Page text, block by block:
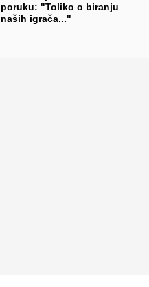
poruku: "Toliko o biranju
naših igrača..."